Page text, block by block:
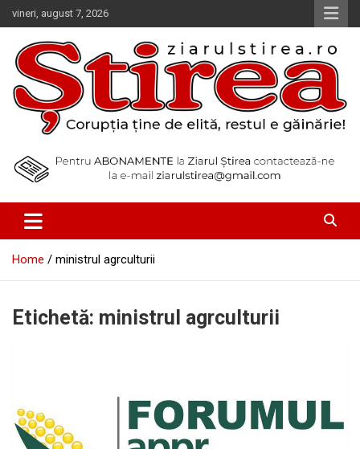
Skip
to
content
vineri, august 7, 2026
Ziarul Știrea
Home ministrul agrculturii
Etichetă: ministrul agrculturii